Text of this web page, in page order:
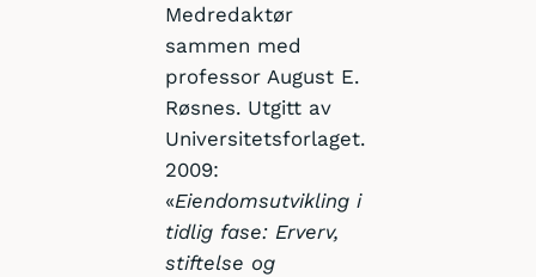
Medredaktør
sammen med
professor August E.
Røsnes. Utgitt av
Universitetsforlaget.
2009:
«Eiendomsutvikling i
tidlig fase: Erverv,
stiftelse og